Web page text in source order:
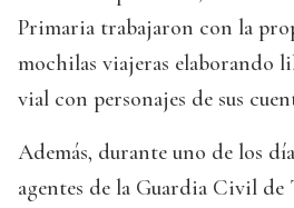
Primaria trabajaron con la
mochilas viajeras elaborando
vial con personajes de sus
Además, durante uno de los
agentes de la Guardia Civil de